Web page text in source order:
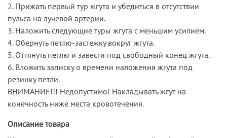
2. Прижать первый тур жгута и убедиться в отсутствии
пульса на лучевой артерии.
3. Наложить следующие туры жгута с меньшим усилием.
4. Обернуть петлю-застежку вокруг жгута.
5. Оттянуть петлю и завести под свободный конец жгута.
6. Вложить записку о времени наложения жгута под
резинку петли.
ВНИМАНИЕ!!! Недопустимо! Накладывать жгут на
конечность ниже места кровотечения.
Описание товара